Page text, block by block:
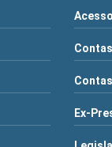
Ex-